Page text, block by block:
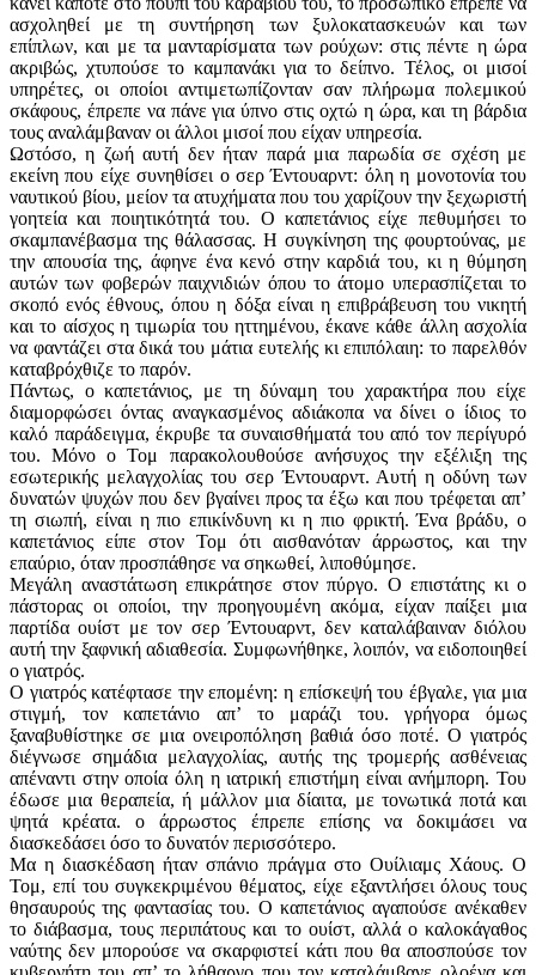
ασχοληθεί με τη συντήρηση των ξυλοκατασκευών και των
επίπλων, και με τα μανταρίσματα των ρούχων: στις πέντε η ώρα
ακριβώς, χτυπούσε το καμπανάκι για το δείπνο. Τέλος, οι μισοί
υπηρέτες, οι οποίοι αντιμετωπίζονταν σαν πλήρωμα πολεμικού
σκάφους, έπρεπε να πάνε για ύπνο στις οχτώ η ώρα, και τη βάρδια
τους αναλάμβαναν οι άλλοι μισοί που είχαν υπηρεσία.
Ωστόσο, η ζωή αυτή δεν ήταν παρά μια παρωδία σε σχέση με
εκείνη που είχε συνηθίσει ο σερ Έντουαρντ: όλη η μονοτονία του
ναυτικού βίου, μείον τα ατυχήματα που του χαρίζουν την ξεχωριστή
γοητεία και ποιητικότητά του. Ο καπετάνιος είχε πεθυμήσει το
σκαμπανέβασμα της θάλασσας. Η συγκίνηση της φουρτούνας, με
την απουσία της, άφηνε ένα κενό στην καρδιά του, κι η θύμηση
αυτών των φοβερών παιχνιδιών όπου το άτομο υπερασπίζεται το
σκοπό ενός έθνους, όπου η δόξα είναι η επιβράβευση του νικητή
και το αίσχος η τιμωρία του ηττημένου, έκανε κάθε άλλη ασχολία
να φαντάζει στα δικά του μάτια ευτελής κι επιπόλαιη: το παρελθόν
καταβρόχθιζε το παρόν.
Πάντως, ο καπετάνιος, με τη δύναμη του χαρακτήρα που είχε
διαμορφώσει όντας αναγκασμένος αδιάκοπα να δίνει ο ίδιος το
καλό παράδειγμα, έκρυβε τα συναισθήματά του από τον περίγυρό
του. Μόνο ο Τομ παρακολουθούσε ανήσυχος την εξέλιξη της
εσωτερικής μελαγχολίας του σερ Έντουαρντ. Αυτή η οδύνη των
δυνατών ψυχών που δεν βγαίνει προς τα έξω και που τρέφεται απ’
τη σιωπή, είναι η πιο επικίνδυνη κι η πιο φρικτή. Ένα βράδυ, ο
καπετάνιος είπε στον Τομ ότι αισθανόταν άρρωστος, και την
επαύριο, όταν προσπάθησε να σηκωθεί, λιποθύμησε.
Μεγάλη αναστάτωση επικράτησε στον πύργο. Ο επιστάτης κι ο
πάστορας οι οποίοι, την προηγουμένη ακόμα, είχαν παίξει μια
παρτίδα ουίστ με τον σερ Έντουαρντ, δεν καταλάβαιναν διόλου
αυτή την ξαφνική αδιαθεσία. Συμφωνήθηκε, λοιπόν, να ειδοποιηθεί
ο γιατρός.
Ο γιατρός κατέφτασε την επομένη: η επίσκεψή του έβγαλε, για μια
στιγμή, τον καπετάνιο απ’ το μαράζι του. γρήγορα όμως
ξαναβυθίστηκε σε μια ονειροπόληση βαθιά όσο ποτέ. Ο γιατρός
διέγνωσε σημάδια μελαγχολίας, αυτής της τρομερής ασθένειας
απέναντι στην οποία όλη η ιατρική επιστήμη είναι ανήμπορη. Του
έδωσε μια θεραπεία, ή μάλλον μια δίαιτα, με τονωτικά ποτά και
ψητά κρέατα. ο άρρωστος έπρεπε επίσης να δοκιμάσει να
διασκεδάσει όσο το δυνατόν περισσότερο.
Μα η διασκέδαση ήταν σπάνιο πράγμα στο Ουίλιαμς Χάους. Ο
Τομ, επί του συγκεκριμένου θέματος, είχε εξαντλήσει όλους τους
θησαυρούς της φαντασίας του. Ο καπετάνιος αγαπούσε ανέκαθεν
το διάβασμα, τους περιπάτους και το ουίστ, αλλά ο καλοκάγαθος
ναύτης δεν μπορούσε να σκαρφιστεί κάτι που θα αποσπούσε τον